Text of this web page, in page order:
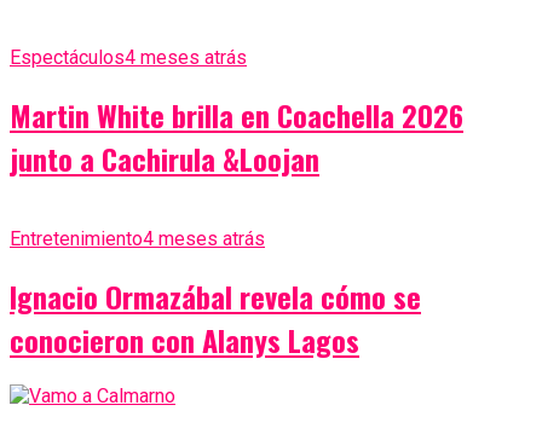
Espectáculos4 meses atrás
Martin White brilla en Coachella 2026
junto a Cachirula &Loojan
Entretenimiento4 meses atrás
Ignacio Ormazábal revela cómo se
conocieron con Alanys Lagos